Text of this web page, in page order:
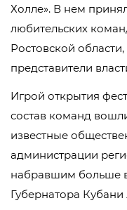
Холле». В нем
любительских
Ростовской
представители
Игрой открытия
состав команд
известные
администрации
набравшим больше
Губернатора